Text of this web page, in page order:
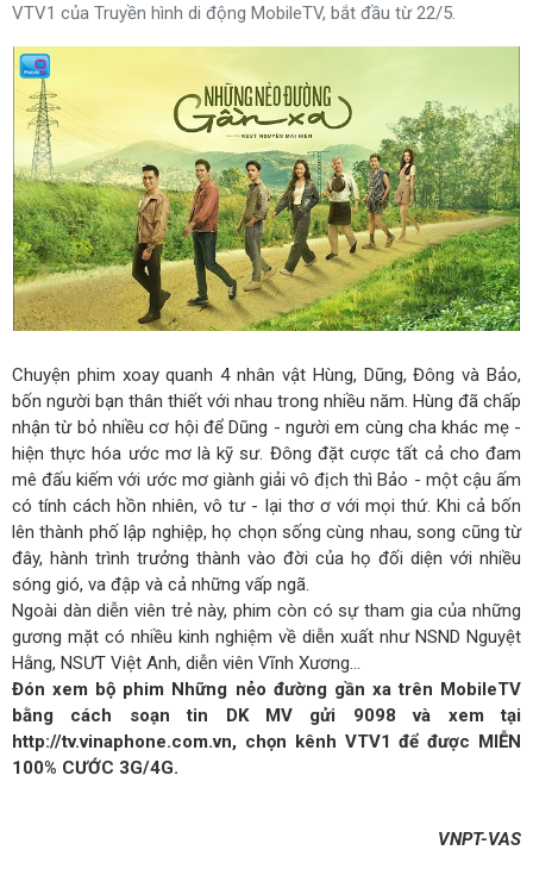
VTV1 của Truyền hình di động MobileTV, bắt đầu từ 22/5.
Chuyện phim xoay quanh 4 nhân vật Hùng, Dũng, Đông và Bảo,
bốn người bạn thân thiết với nhau trong nhiều năm. Hùng đã chấp
nhận từ bỏ nhiều cơ hội để Dũng - người em cùng cha khác mẹ -
hiện thực hóa ước mơ là kỹ sư. Đông đặt cược tất cả cho đam
mê đấu kiếm với ước mơ giành giải vô địch thì Bảo - một cậu ấm
có tính cách hồn nhiên, vô tư - lại thơ ơ với mọi thứ. Khi cả bốn
lên thành phố lập nghiệp, họ chọn sống cùng nhau, song cũng từ
đây, hành trình trưởng thành vào đời của họ đối diện với nhiều
sóng gió, va đập và cả những vấp ngã.
Ngoài dàn diễn viên trẻ này, phim còn có sự tham gia của những
gương mặt có nhiều kinh nghiệm về diễn xuất như NSND Nguyệt
Hằng, NSƯT Việt Anh, diễn viên Vĩnh Xương…
Đón xem bộ phim Những nẻo đường gần xa trên MobileTV
bằng cách soạn tin DK MV gửi 9098 và xem tại
http://tv.vinaphone.com.vn, chọn kênh VTV1 để được MIỄN
100% CƯỚC 3G/4G.
VNPT-VAS